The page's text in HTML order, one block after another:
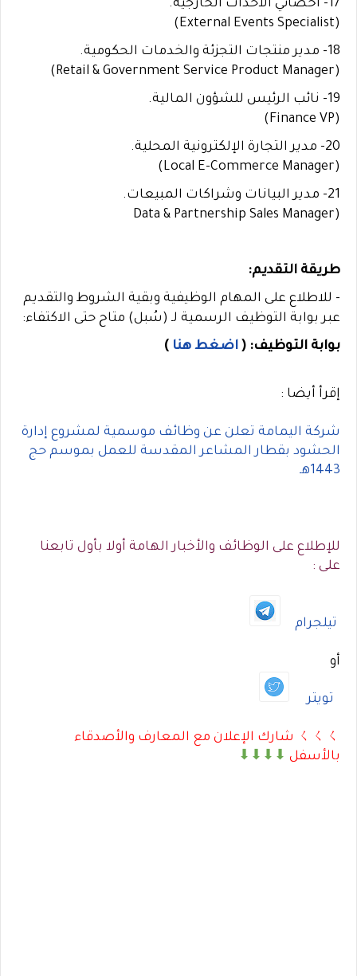
17- أخصائي الأحداث الخارجية.
(External Events Specialist)
18- مدير منتجات التجزئة والخدمات الحكومية.
(Retail & Government Service Product Manager)
19- نائب الرئيس للشؤون المالية.
(Finance VP)
20- مدير التجارة الإلكترونية المحلية.
(Local E-Commerce Manager)
21- مدير البيانات وشراكات المبيعات.
(Data & Partnership Sales Manager
طريقة التقديم:
- للاطلاع على المهام الوظيفية وبقية الشروط والتقديم
عبر بوابة التوظيف الرسمية لـ (سُبل) متاح حتى الاكتفاء:
بوابة التوظيف: ( اضغط هنا )
إقرأ أيضا :
شركة اليمامة تعلن عن وظائف موسمية لمشروع إدارة
الحشود بقطار المشاعر المقدسة للعمل بموسم حج
1443هـ
للإطلاع على الوظائف والأخبار الهامة أولا بأول تابعنا
على :
تيلجرام
أو
تويتر
ㄑㄑㄑ شارك الإعلان مع المعارف والأصدقاء
بالأسفل ⬇⬇⬇⬇